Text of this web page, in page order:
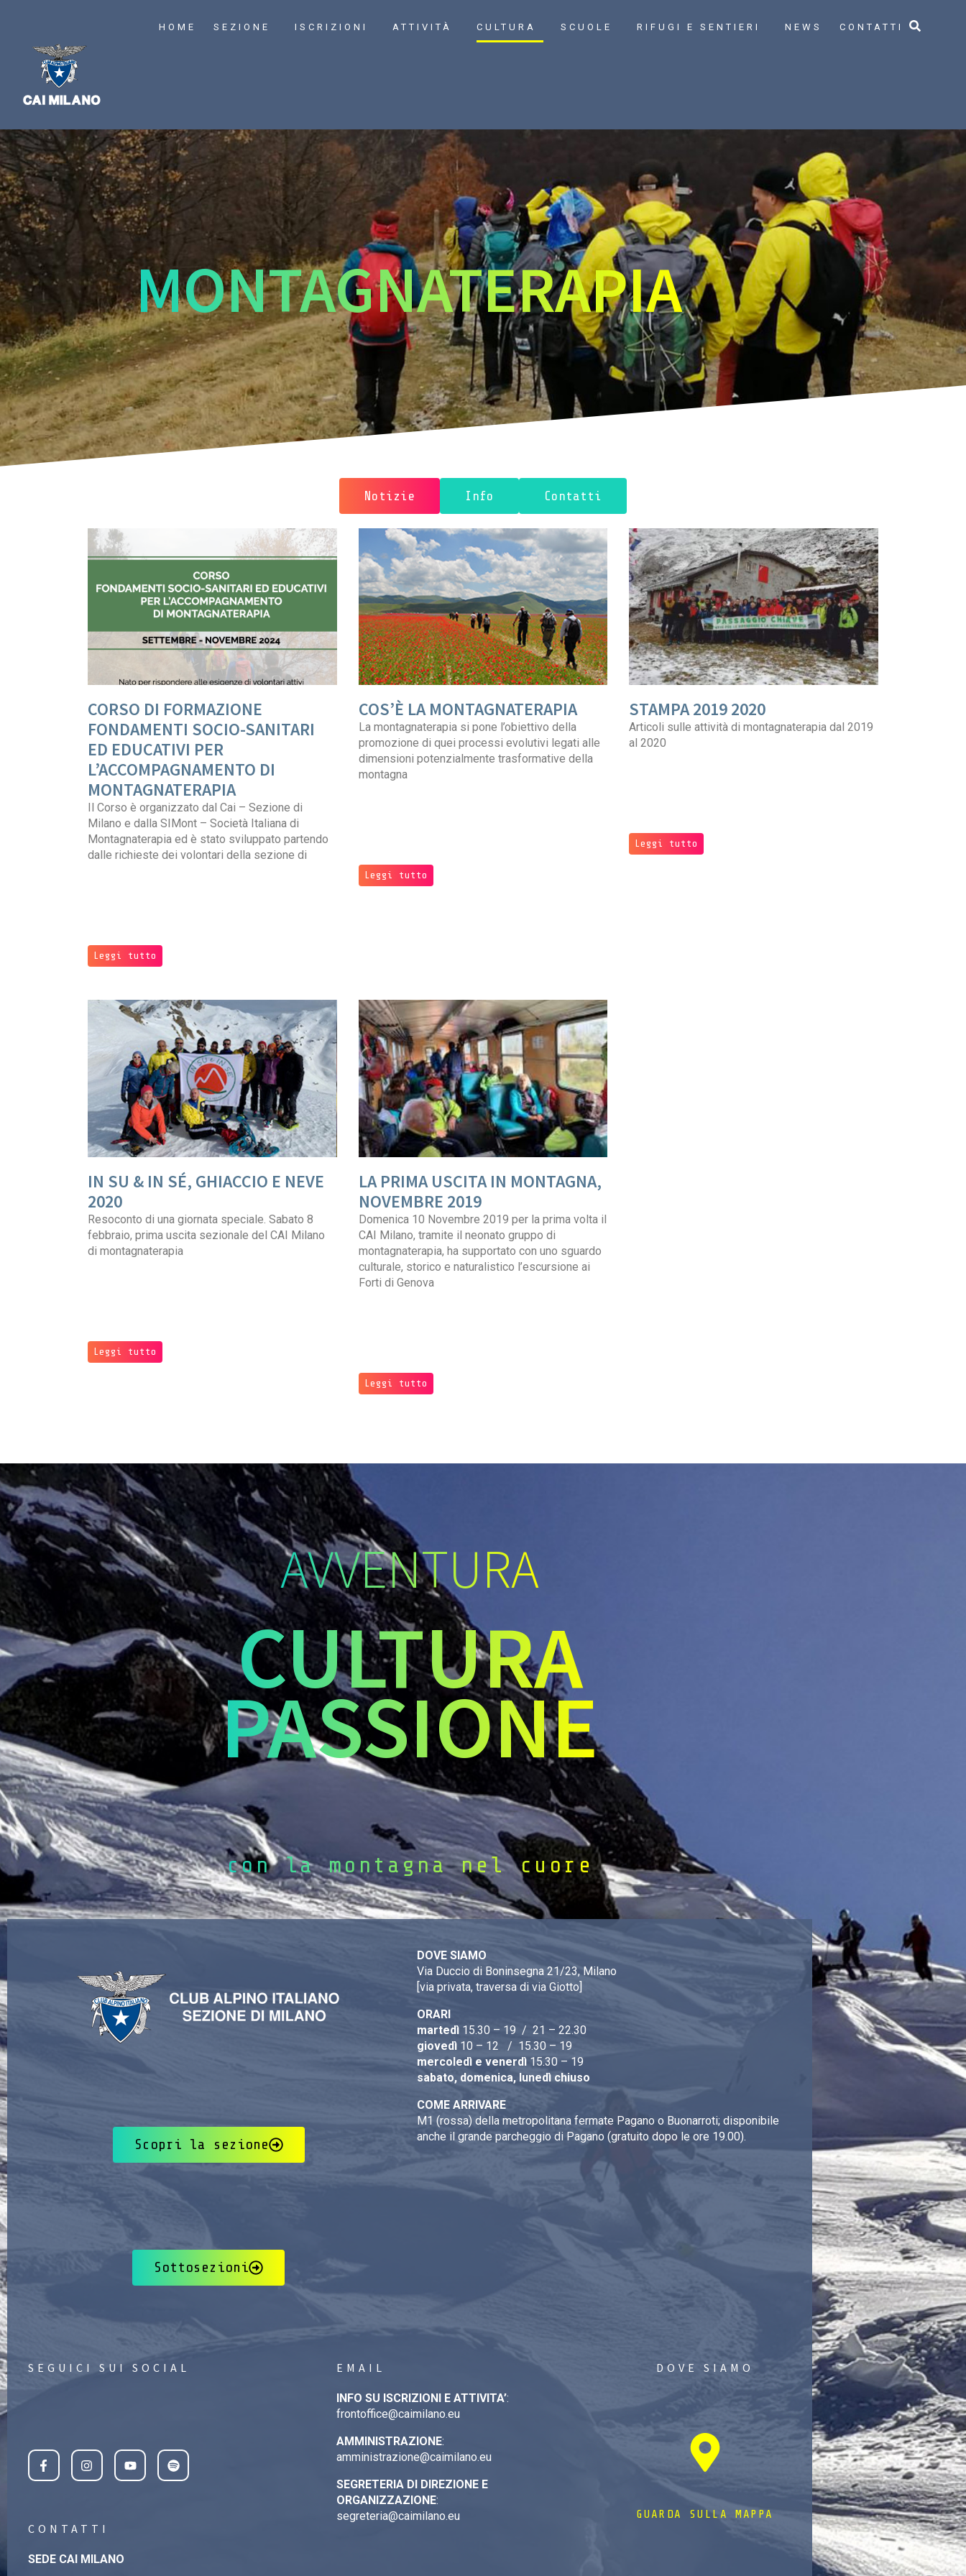
HOME SEZIONE ISCRIZIONI ATTIVITÀ CULTURA SCUOLE RIFUGI E SENTIERI NEWS CONTATTI
MONTAGNATERAPIA
Notizie Info Contatti
CORSO DI FORMAZIONE
FONDAMENTI SOCIO-SANITARI
ED EDUCATIVI PER
L’ACCOMPAGNAMENTO DI
MONTAGNATERAPIA
Il Corso è organizzato dal Cai – Sezione di
Milano e dalla SIMont – Società Italiana di
Montagnaterapia ed è stato sviluppato partendo
dalle richieste dei volontari della sezione di
Leggi tutto
COS’È LA MONTAGNATERAPIA
La montagnaterapia si pone l’obiettivo della
promozione di quei processi evolutivi legati alle
dimensioni potenzialmente trasformative della
montagna
Leggi tutto
STAMPA 2019 2020
Articoli sulle attività di montagnaterapia dal 2019
al 2020
Leggi tutto
IN SU & IN SÉ, GHIACCIO E NEVE
2020
Resoconto di una giornata speciale. Sabato 8
febbraio, prima uscita sezionale del CAI Milano
di montagnaterapia
Leggi tutto
LA PRIMA USCITA IN MONTAGNA,
NOVEMBRE 2019
Domenica 10 Novembre 2019 per la prima volta il
CAI Milano, tramite il neonato gruppo di
montagnaterapia, ha supportato con uno sguardo
culturale, storico e naturalistico l’escursione ai
Forti di Genova
Leggi tutto
AVVENTURA
CULTURA
PASSIONE
con la montagna nel cuore
Scopri la sezione
Sottosezioni
DOVE SIAMO
Via Duccio di Boninsegna 21/23, Milano
[via privata, traversa di via Giotto]
ORARI
martedì 15.30 – 19 / 21 – 22.30
giovedì 10 – 12 / 15.30 – 19
mercoledì e venerdì 15.30 – 19
sabato, domenica, lunedì chiuso
COME ARRIVARE
M1 (rossa) della metropolitana fermate Pagano o Buonarroti; disponibile
anche il grande parcheggio di Pagano (gratuito dopo le ore 19.00).
SEGUICI SUI SOCIAL
CONTATTI
SEDE CAI MILANO
EMAIL
INFO SU ISCRIZIONI E ATTIVITA’:
frontoffice@caimilano.eu
AMMINISTRAZIONE:
amministrazione@caimilano.eu
SEGRETERIA DI DIREZIONE E
ORGANIZZAZIONE:
segreteria@caimilano.eu
DOVE SIAMO
GUARDA SULLA MAPPA